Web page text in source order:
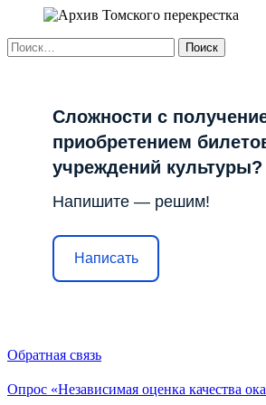
Найти:
Сложности с
приобретением
учреждений культуры?
Напишите — решим!
Написать
Обратная связь
Опрос «Независимая оценка качества